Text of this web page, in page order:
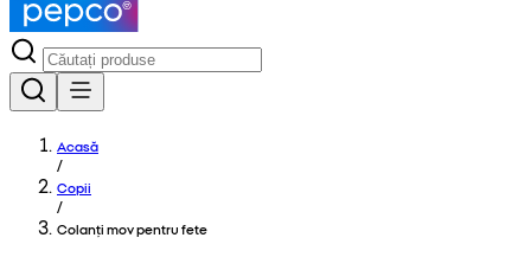
Acasă
/
Copii
/
Colanți mov pentru fete